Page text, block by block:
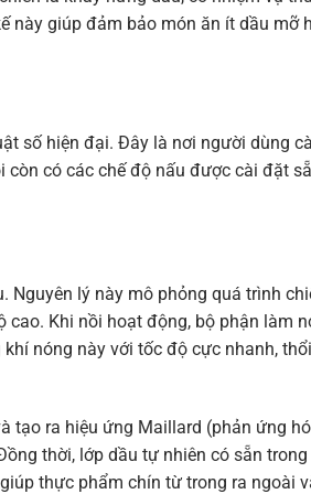
này giúp đảm bảo món ăn ít dầu mỡ
số hiện đại. Đây là nơi người dùng
có các chế độ nấu được cài đặt
Nguyên lý này mô phỏng quá trình
Khi nồi hoạt động, bộ phận làm
nóng này với tốc độ cực nhanh, thổi
tạo ra hiệu ứng Maillard (phản ứng
thời, lớp dầu tự nhiên có sẵn trong
thực phẩm chín từ trong ra ngoài